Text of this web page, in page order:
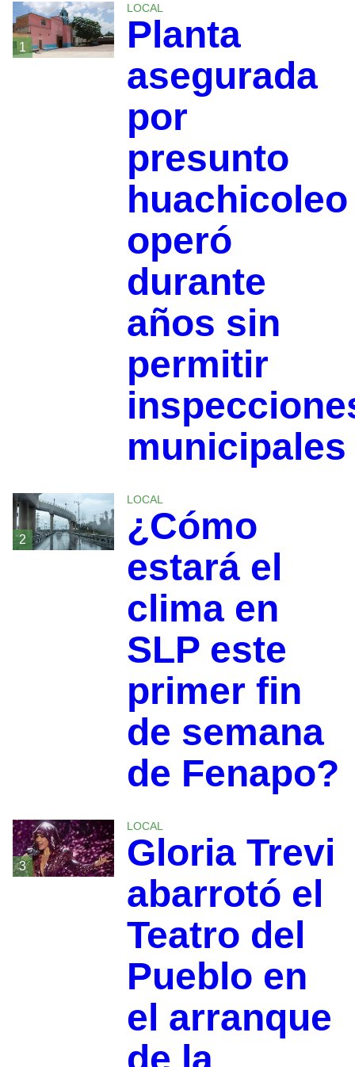
1
LOCAL
Planta
asegurada
por
presunto
huachicoleo
operó
durante
años sin
permitir
municipales
2
LOCAL
¿Cómo
estará el
clima en
SLP este
primer fin
de semana
de Fenapo?
3
LOCAL
Gloria Trevi
abarrotó el
Teatro del
Pueblo en
el arranque
de la